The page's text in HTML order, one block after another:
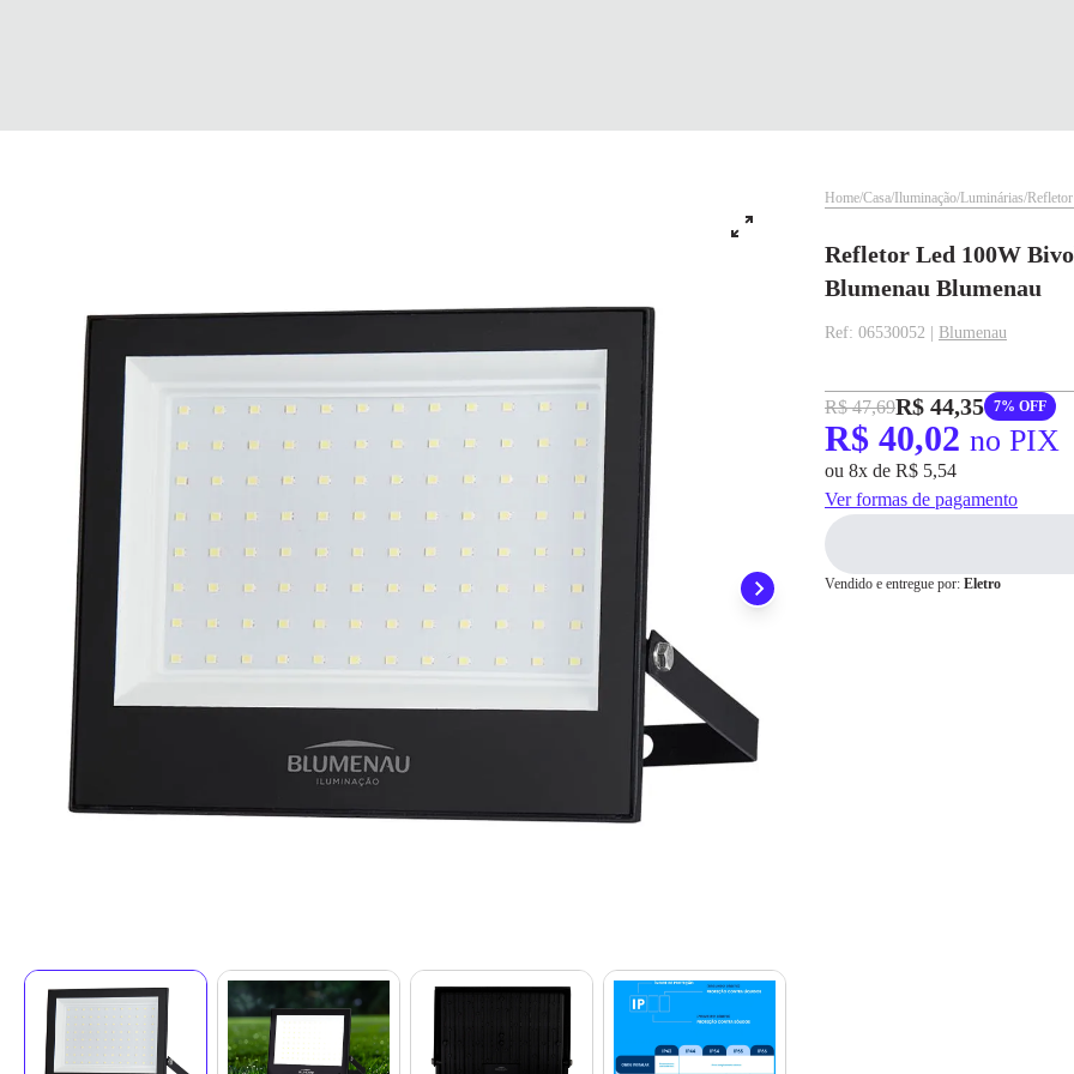
✕
✕
DISPONÍVEL APENAS PARA CPF
Na Eletrotrafo sua compra já vem com o imposto pago, e você não precisa se
preocupar em pagar o imposto de importação quando seu pedido chegar, você
ainda conta com a devolução grátis em até 7 dias.
Home Casa Iluminação Luminárias
Refletor Led 100W
Blumenau Blumenau
Ref: 06530052 | Blumenau
R$ 47,69R$ 44,35 7% OFF
R$ 40,02 no PIX
ou 8x de R$ 5,54
Ver formas de pagamento
pagamento
Pix
Cartão de
no PIX
Para pagamento via PIX será gerada uma chave e um QR
Code ao finalizar o processo de compra.
Vendido e entregue por: Eletro